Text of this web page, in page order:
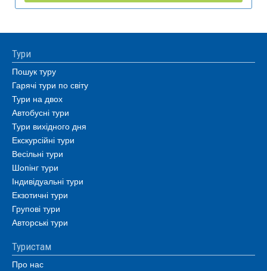
Тури
Пошук туру
Гарячі тури по світу
Тури на двох
Автобусні тури
Тури вихідного дня
Екскурсійні тури
Весільні тури
Шопінг тури
Індивідуальні тури
Екзотичні тури
Групові тури
Авторські тури
Туристам
Про нас